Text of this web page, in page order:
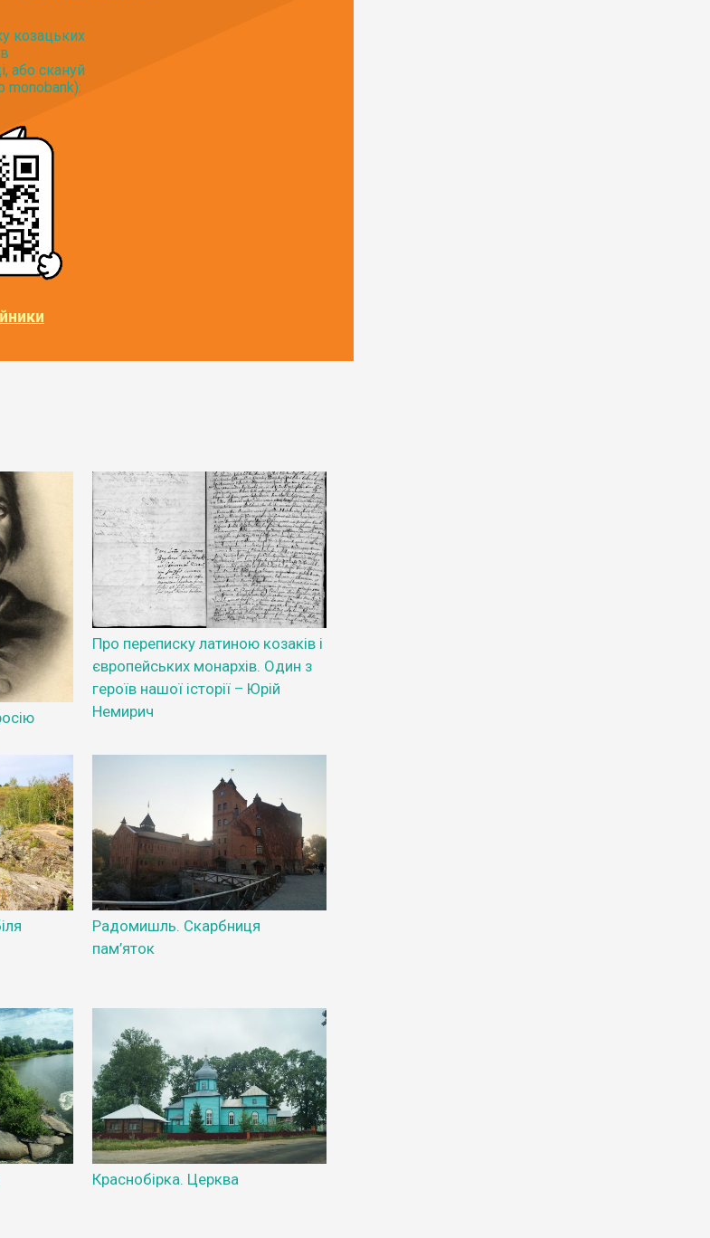
козацьких
або скануй
monobank):
Про переписку латиною козаків і
європейських монархів. Один з
героїв нашої історії – Юрій
Немирич
Радомишль. Скарбниця
пам’яток
Краснобірка. Церква